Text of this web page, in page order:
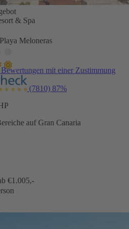
& Spa
Meloneras
mit einer Zustimmung
(7810) 87%
auf Gran Canaria
€1.005,-